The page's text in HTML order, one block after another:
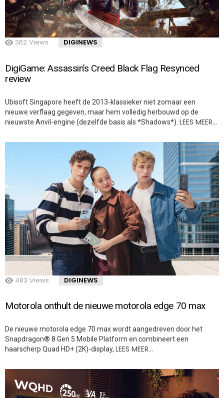
362 Views DIGINEWS
DigiGame: Assassin’s Creed Black Flag Resynced
review
Ubisoft Singapore heeft de 2013-klassieker niet zomaar een
nieuwe verflaag gegeven, maar hem volledig herbouwd op de
nieuwste Anvil-engine (dezelfde basis als *Shadows*). LEES MEER…
483 Views DIGINEWS
Motorola onthult de nieuwe motorola edge 70 max
De nieuwe motorola edge 70 max wordt aangedreven door het
Snapdragon® 8 Gen 5 Mobile Platform en combineert een
haarscherp Quad HD+ (2K)-display, LEES MEER…